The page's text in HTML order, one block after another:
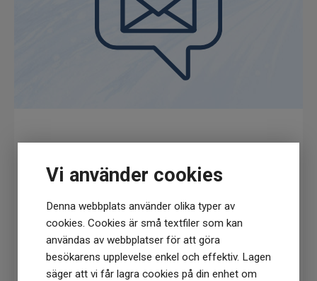
Vi använder cookies
Denna webbplats använder olika typer av
cookies. Cookies är små textfiler som kan
användas av webbplatser för att göra
besökarens upplevelse enkel och effektiv. Lagen
säger att vi får lagra cookies på din enhet om
nyhetsbrev
köptillfälle på ordinarie priser)